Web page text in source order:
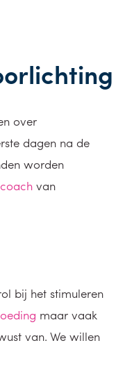
over
dagen na de
worden
van
bij het stimuleren
maar vaak
van. We willen